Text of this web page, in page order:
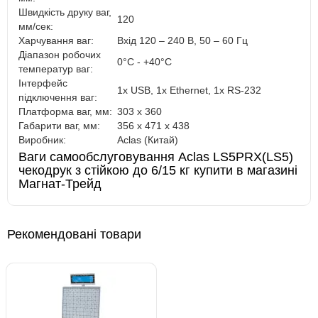
Швидкість друку ваг,
мм/сек:
120
Харчування ваг:
Вхід 120 – 240 В, 50 – 60 Гц
Діапазон робочих
температур ваг:
0°C - +40°C
Інтерфейс
підключення ваг:
1x USB, 1x Ethernet, 1x RS-232
Платформа ваг, мм: 303 x 360
Габарити ваг, мм:
356 x 471 x 438
Виробник:
Aclas (Китай)
Ваги самообслуговування Aclas LS5PRX(LS5)
чекодрук з стійкою до 6/15 кг купити в магазині
Магнат-Трейд
Рекомендовані товари